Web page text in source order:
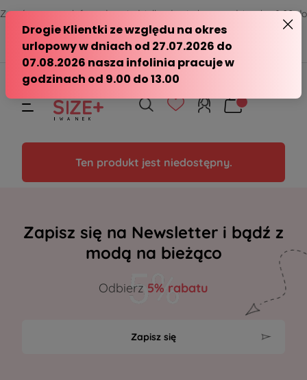
Zamów przez telefon od poniedziałku do piątku w godzinach - 8:00 do
15:00
570 390 351
sklep@modasizeplus.pl
Ten produkt jest niedostępny.
Zapisz się na Newsletter i bądź z
modą na bieżąco
Odbierz 5% rabatu
Zapisz się